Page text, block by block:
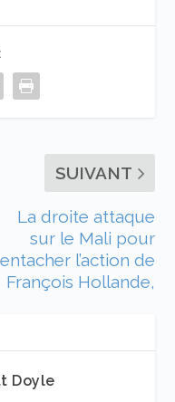
SUIVANT
La droite attaque
sur le Mali pour
entacher l’action de
François Hollande,
Doyle